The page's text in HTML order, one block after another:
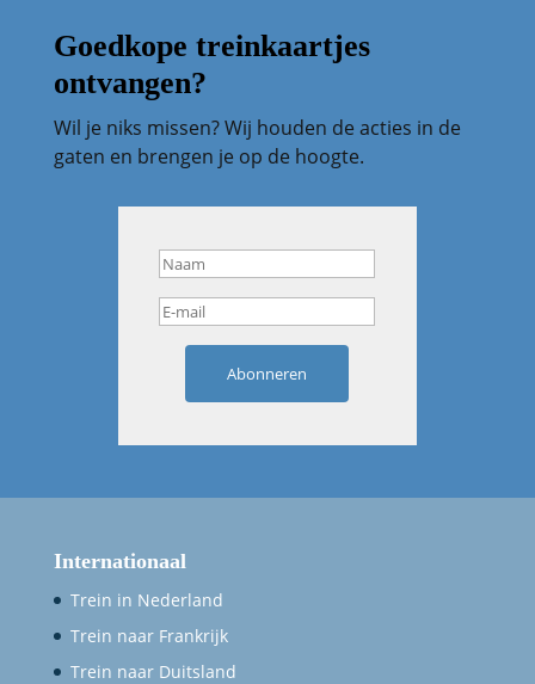
Goedkope treinkaartjes
ontvangen?
Wil je niks missen? Wij houden de acties in de
gaten en brengen je op de hoogte.
Abonneren
Internationaal
Trein in Nederland
Trein naar Frankrijk
Trein naar Duitsland